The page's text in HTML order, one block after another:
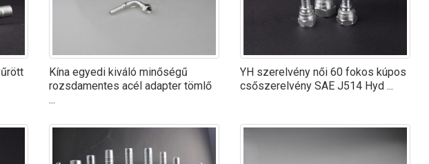
Kína egyedi kiváló minőségű
rozsdamentes acél adapter tömlő
...
YH szerelvény női 60 fokos kúpos
csőszerelvény SAE J514 Hyd ...